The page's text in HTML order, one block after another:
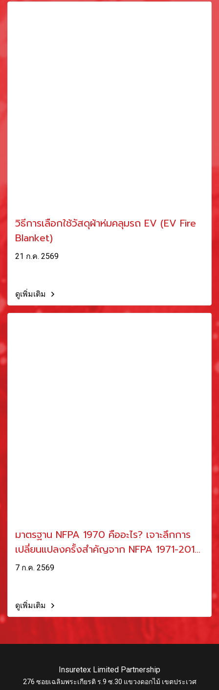
วิธีการเลือกใช้วัสดุผ้าห่มคลุมรถ EV (EV Fire
Blanket)
21 ก.ค. 2569
ดูเพิ่มเติม
มาตรฐาน NFPA 1970 คืออะไร? เจาะลึกการ
เปลี่ยนแปลงครั้งสำคัญจาก NFPA 1971-2018
Edition
7 ก.ค. 2569
ดูเพิ่มเติม
Insuretex Limited Partnership
276 ซอยเฉลิมพระเกียรติ ร.9 ซ.30 แขวงดอกไม้ เขตประเวศ